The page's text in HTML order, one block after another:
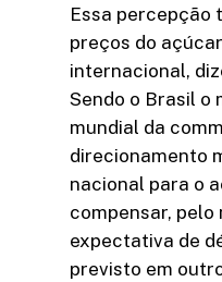
Essa percepção
preços do
internacional,
Sendo o Brasil o
mundial da
direcionamento
nacional para o
compensar, pelo
expectativa de
previsto em